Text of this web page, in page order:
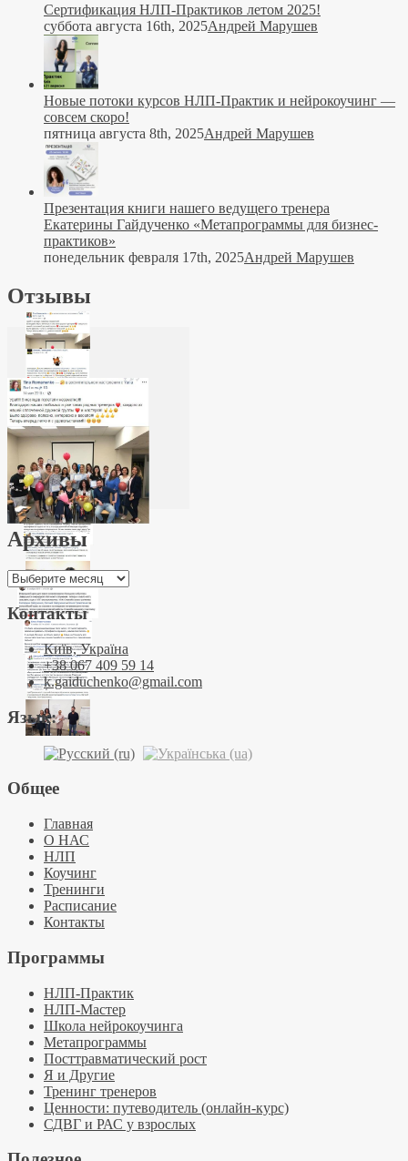
Сертификация НЛП-Практиков летом 2025!
суббота августа 16th, 2025Андрей Марушев
Новые потоки курсов НЛП-Практик и нейрокоучинг —
совсем скоро!
пятница августа 8th, 2025Андрей Марушев
Презентация книги нашего ведущего тренера
Екатерины Гайдученко «Метапрограммы для бизнес-
практиков»
понедельник февраля 17th, 2025Андрей Марушев
Отзывы
Архивы
Архивы
Контакты
Київ, Україна
+38 067 409 59 14
k.gaiduchenko@gmail.com
Язык:
Общее
Главная
О НАС
НЛП
Коучинг
Тренинги
Расписание
Контакты
Программы
НЛП-Практик
НЛП-Мастер
Школа нейрокоучинга
Метапрограммы
Посттравматический рост
Я и Другие
Тренинг тренеров
Ценности: путеводитель (онлайн-курс)
СДВГ и РАС у взрослых